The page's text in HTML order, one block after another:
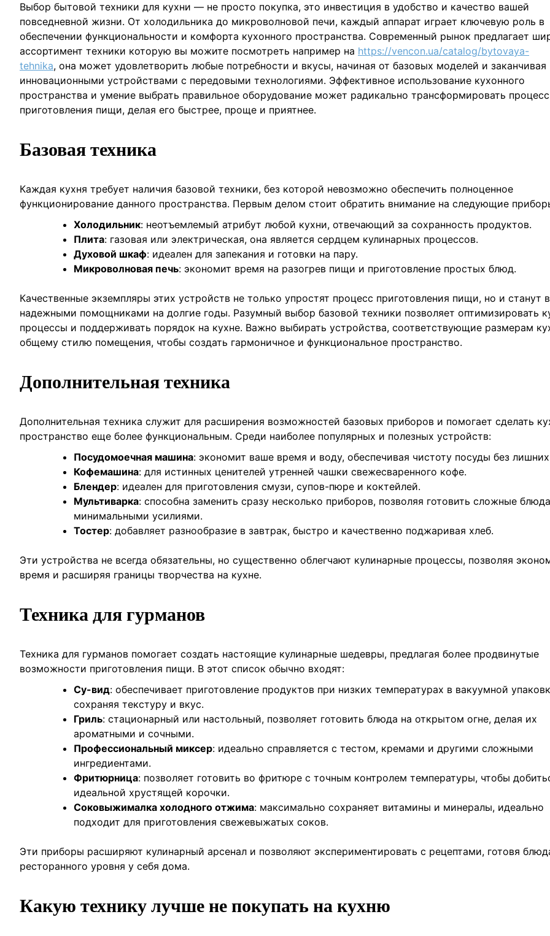
Выбор бытовой техники для кухни — не просто покупка, это инвестиция в удобство и качество вашей
повседневной жизни. От холодильника до микроволновой печи, каждый аппарат играет ключевую роль в
обеспечении функциональности и комфорта кухонного пространства. Современный рынок предлагает
ассортимент техники которую вы можите посмотреть например на https://vencon.ua/catalog/bytovaya-
tehnika, она может удовлетворить любые потребности и вкусы, начиная от базовых моделей и заканчивая
инновационными устройствами с передовыми технологиями. Эффективное использование кухонного
пространства и умение выбрать правильное оборудование может радикально трансформировать процесс
приготовления пищи, делая его быстрее, проще и приятнее.
Базовая техника
Каждая кухня требует наличия базовой техники, без которой невозможно обеспечить полноценное
функционирование данного пространства. Первым делом стоит обратить внимание на следующие
Холодильник: неотъемлемый атрибут любой кухни, отвечающий за сохранность продуктов.
Плита: газовая или электрическая, она является сердцем кулинарных процессов.
Духовой шкаф: идеален для запекания и готовки на пару.
Микроволновая печь: экономит время на разогрев пищи и приготовление простых блюд.
Качественные экземпляры этих устройств не только упростят процесс приготовления пищи, но и станут
надежными помощниками на долгие годы. Разумный выбор базовой техники позволяет оптимизировать
процессы и поддерживать порядок на кухне. Важно выбирать устройства, соответствующие размерам
общему стилю помещения, чтобы создать гармоничное и функциональное пространство.
Дополнительная техника
Дополнительная техника служит для расширения возможностей базовых приборов и помогает сделать
пространство еще более функциональным. Среди наиболее популярных и полезных устройств:
Посудомоечная машина: экономит ваше время и воду, обеспечивая чистоту посуды без
Кофемашина: для истинных ценителей утренней чашки свежесваренного кофе.
Блендер: идеален для приготовления смузи, супов-пюре и коктейлей.
Мультиварка: способна заменить сразу несколько приборов, позволяя готовить сложные
минимальными усилиями.
Тостер: добавляет разнообразие в завтрак, быстро и качественно поджаривая хлеб.
Эти устройства не всегда обязательны, но существенно облегчают кулинарные процессы, позволяя
время и расширяя границы творчества на кухне.
Техника для гурманов
Техника для гурманов помогает создать настоящие кулинарные шедевры, предлагая более продвинутые
возможности приготовления пищи. В этот список обычно входят:
Су-вид: обеспечивает приготовление продуктов при низких температурах в вакуумной
сохраняя текстуру и вкус.
Гриль: стационарный или настольный, позволяет готовить блюда на открытом огне, делая их
ароматными и сочными.
Профессиональный миксер: идеально справляется с тестом, кремами и другими сложными
ингредиентами.
Фритюрница: позволяет готовить во фритюре с точным контролем температуры, чтобы
идеальной хрустящей корочки.
Соковыжималка холодного отжима: максимально сохраняет витамины и минералы, идеально
подходит для приготовления свежевыжатых соков.
Эти приборы расширяют кулинарный арсенал и позволяют экспериментировать с рецептами, готовя
ресторанного уровня у себя дома.
Какую технику лучше не покупать на кухню